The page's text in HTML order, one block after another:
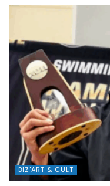
BIZ'ART & CULT